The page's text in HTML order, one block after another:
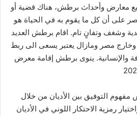
معارض وأحداث برطش، هناك قضية أو
على أن كل ما يقوم به في الحياة هو
وشغف وتفانٍ تام. اقام برطش العديد
مصر ومازال يعتبر يسعى الى ربط
والإنسانية. ينوى برطش إقامة معرض
التوفيق بين الأديان من خلال
رمزية الاحتكار اللوني في الأديان